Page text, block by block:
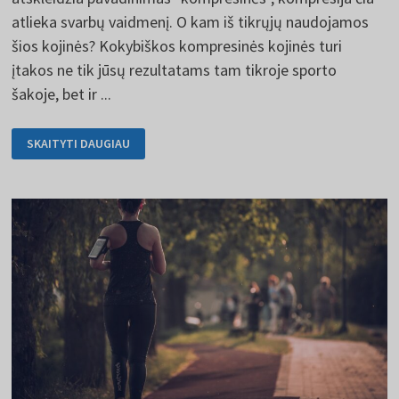
atlieka svarbų vaidmenį. O kam iš tikrųjų naudojamos
šios kojinės? Kokybiškos kompresinės kojinės turi
įtakos ne tik jūsų rezultatams tam tikroje sporto
šakoje, bet ir ...
KOJINĖS
TURI
SKAITYTI DAUGIAU